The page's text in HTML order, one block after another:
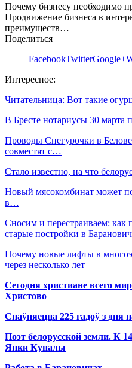
Почему бизнесу необходимо
Продвижение бизнеса в
преимуществ…
Поделиться
FacebookTwitterGoogle+
Интересное:
Читательница: Вот такие
В Бресте нотариусы 30 марта
Проводы Снегурочки в
совместят с…
Стало известно, на что
Новый мясокомбинат может
в…
Сносим и перестраиваем: как
старые постройки в
Почему новые лифты в
через несколько лет
Сегодня христиане всего
Христово
Спаўняецца 225 гадоў з дня
Поэт белорусской земли. К
Янки Купалы